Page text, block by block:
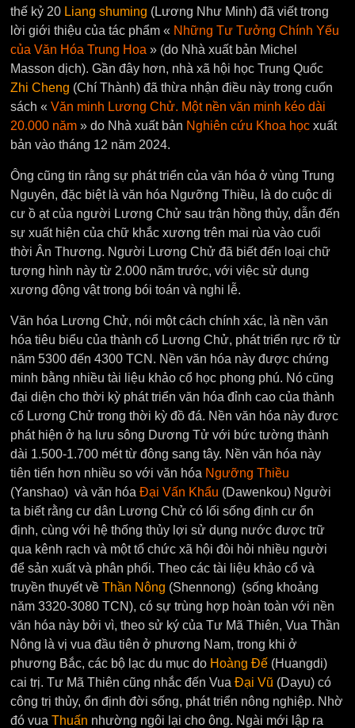
thế kỷ 20 Liang shuming (Lương Như Minh) đã viết trong
lời giới thiệu của tác phẩm « Những Tư Tưởng Chính Yếu
của Văn Hóa Trung Hoa » (do Nhà xuất bản Michel
Masson dịch). Gần đây hơn, nhà xã hội học Trung Quốc
Zhi Cheng (Chí Thành) đã thừa nhận điều này trong cuốn
sách «Văn minh Lương Chử. Một nền văn minh kéo dài
20.000 năm » do Nhà xuất bản Nghiên cứu Khoa học xuất
bản vào tháng 12 năm 2024.
Ông cũng tin rằng sự phát triển của văn hóa ở vùng Trung
Nguyên, đặc biệt là văn hóa Ngưỡng Thiều, là do cuộc di
cư ồ ạt của người Lương Chử sau trận hồng thủy, dẫn đến
sự xuất hiện của chữ khắc xương trên mai rùa vào cuối
thời Ân Thương. Người Lương Chử đã biết đến loại chữ
tượng hình này từ 2.000 năm trước, với việc sử dụng
xương động vật trong bói toán và nghi lễ.
Văn hóa Lương Chử, nói một cách chính xác, là nền văn
hóa tiêu biểu của thành cổ Lương Chử, phát triển rực rỡ từ
năm 5300 đến 4300 TCN. Nền văn hóa này được chứng
minh bằng nhiều tài liệu khảo cổ học phong phú. Nó cũng
đại diện cho thời kỳ phát triển văn hóa đỉnh cao của thành
cổ Lương Chử trong thời kỳ đồ đá. Nền văn hóa này được
phát hiện ở hạ lưu sông Dương Tử với bức tường thành
dài 1.500-1.700 mét từ đông sang tây. Nền văn hóa này
tiên tiến hơn nhiều so với văn hóa Ngưỡng Thiều
(Yanshao) và văn hóaĐại Vấn Khẩu (Dawenkou) Người
ta biết rằng cư dân Lương Chử có lối sống định cư ổn
định, cùng với hệ thống thủy lợi sử dụng nước được trữ
qua kênh rạch và một tổ chức xã hội đòi hỏi nhiều người
để sản xuất và phân phối. Theo các tài liệu khảo cổ và
truyền thuyết vềThần Nông (Shennong) (sống khoảng
năm 3320-3080 TCN), có sự trùng hợp hoàn toàn với nền
văn hóa này bởi vì, theo sử ký của Tư Mã Thiên, Vua Thần
Nông là vị vua đầu tiên ở phương Nam, trong khi ở
phương Bắc, các bộ lạc du mục do Hoàng Đế (Huangdi)
cai trị. Tư Mã Thiên cũng nhắc đến VuaĐại Vũ (Dayu) có
công trị thủy, ổn định đời sống, phát triển nông nghiệp. Nhờ
đó vua Thuấn nhường ngôi lại cho ông. Ngài mới lập ra